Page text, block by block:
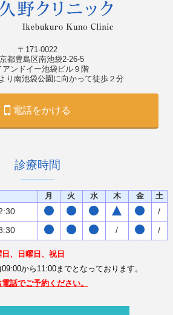
〒171-0022
都豊島区南池袋2-26-5
アンドイー池袋ビル９階
り南池袋公園に向かって徒歩２分
電話をかける
診療時間
月 火 水 木 金 土
/
/ /
、日曜日、祝日
から11:00までとなっております。
話でご予約ください。